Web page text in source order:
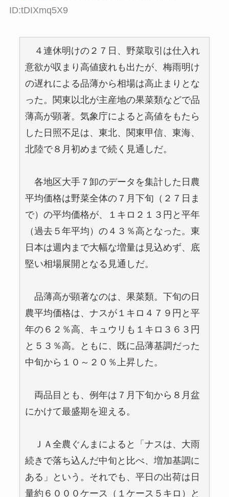
ID:tDIXmq5X9
４連休明けの２７日、野菜取引は仕入れ
意欲が収まり高値疲れも出たが、梅雨明け
の遅れによる品薄から相場は高止まりとな
った。関東以北が主産地の果菜類などで品
薄高が顕著。気象庁によると高値をもたら
した日照不足は、東北、関東甲信、東海、
北陸で８月初めまで続く見通しだ。
各地区大手７卸のデータを集計した日農
平均価格は野菜全体の７月下旬（２７日ま
で）の平均価格が、１キロ２１３円と平年
（過去５年平均）の４３％高となった。東
日本は週内まで大幅な増量は見込めず、底
堅い相場展開となる見通しだ。
品薄高が顕著なのは、果菜類。下旬の日
農平均価格は、ナスが１キロ４７９円と平
年の６２％高、キュウリも１キロ３６３円
と５３％高。ともに、既に品薄基調だった
中旬から１０～２０％上昇した。
両品目とも、例年は７月下旬から８月盆
にかけて最盛期を迎える。
ＪＡ全農ぐんまによると「ナスは、大雨
続きで落ち込んだ中旬と比べ、増加基調に
ある」という。それでも、平日の出荷は日
量約６０００ケース（１ケース５キロ）と